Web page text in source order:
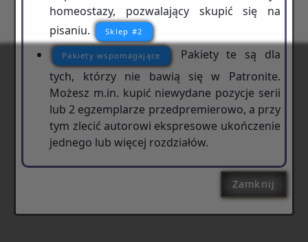
homeostazy, pozwalający skupić się na
pisaniu.
Sklep #2
Pakiety wspomagające
Pakiety te są dla
tych, którzy nie bawią się w Patronite.
Możesz m.in. kupić niewydane pozycje serii
lub 2 egzemplarze przedpremierowo, a przy
tym zlecić autorowi ekspresowe ukończenie
jednego lub więcej rozdziałów.
Zamknij